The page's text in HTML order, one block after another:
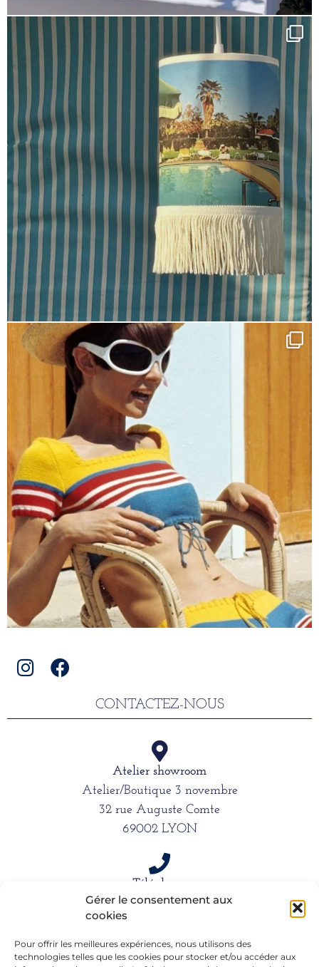
Gérer le consentement aux
cookies
Pour offrir les meilleures expériences, nous utilisons des
technologies telles que les cookies pour stocker et/ou accéder aux
CONTACTEZ-NOUS
Atelier showroom
Atelier/Boutique 3 novembre
32 rue Auguste Comte
69002 LYON
Téléphone
06 15 61 39 66
Mail